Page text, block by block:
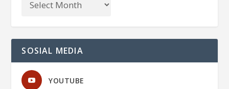
SOSIAL MEDIA
YOUTUBE